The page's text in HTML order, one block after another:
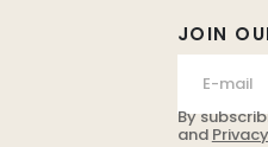
JOIN
By
and